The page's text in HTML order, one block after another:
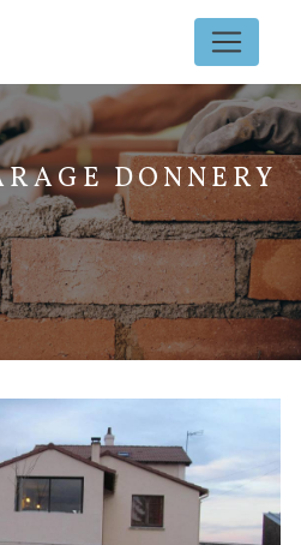
DONNERY